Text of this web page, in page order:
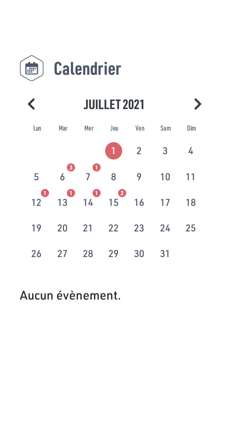
Calendrier
JUILLET 2021
Lun Mar Mer Jeu Ven Sam Dim
1 2 3 4
5 6
3
7
1
8 9 10 11
12
1
13
1
14
1
15
2
16 17 18
19 20 21 22 23 24 25
26 27 28 29 30 31
Aucun évènement.